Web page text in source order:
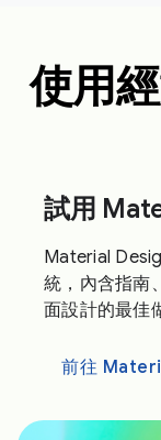
使用
試用
Material
統，內含指南
面設計的最佳
前往